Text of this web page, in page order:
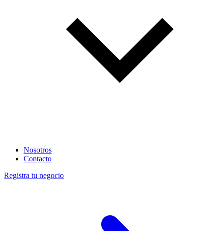
Nosotros
Contacto
Registra tu negocio